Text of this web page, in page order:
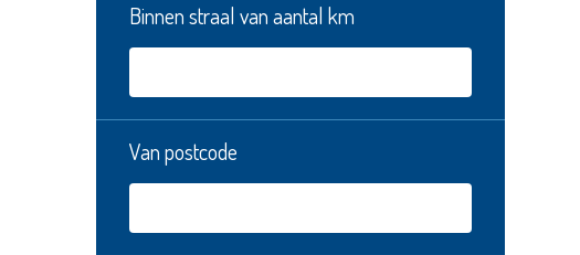
Binnen straal van aantal km
Van postcode